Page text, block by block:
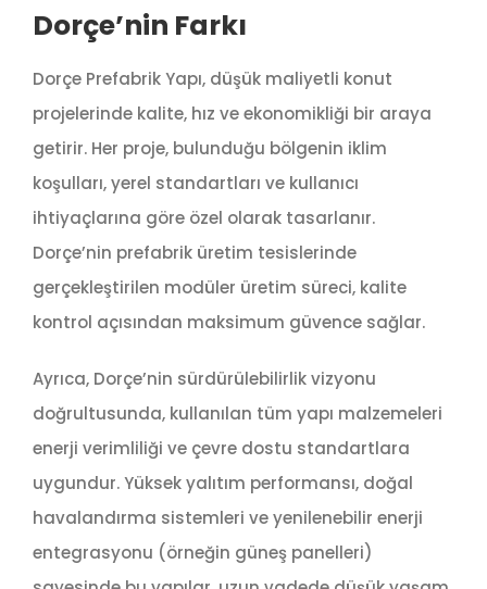
Dorçe’nin Farkı
Dorçe Prefabrik Yapı, düşük maliyetli konut
projelerinde kalite, hız ve ekonomikliği bir araya
getirir. Her proje, bulunduğu bölgenin iklim
koşulları, yerel standartları ve kullanıcı
ihtiyaçlarına göre özel olarak tasarlanır.
Dorçe’nin prefabrik üretim tesislerinde
gerçekleştirilen modüler üretim süreci, kalite
kontrol açısından maksimum güvence sağlar.
Ayrıca, Dorçe’nin sürdürülebilirlik vizyonu
doğrultusunda, kullanılan tüm yapı malzemeleri
enerji verimliliği ve çevre dostu standartlara
uygundur. Yüksek yalıtım performansı, doğal
havalandırma sistemleri ve yenilenebilir enerji
entegrasyonu (örneğin güneş panelleri)